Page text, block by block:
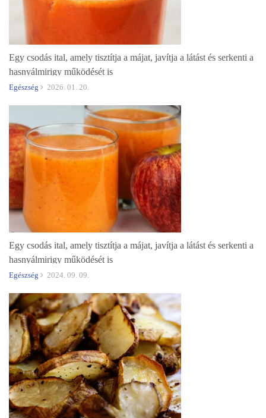
Egy csodás ital, amely tisztítja a májat, javítja a látást és serkenti a
hasnyálmirigy működését is
Egészség 2026. 01. 20.
Egy csodás ital, amely tisztítja a májat, javítja a látást és serkenti a
hasnyálmirigy működését is
Egészség 2024. 09. 09.